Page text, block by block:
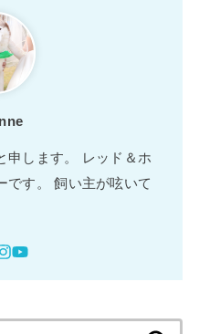
申します。 レッド＆ホ
です。 飼い主が呟いて